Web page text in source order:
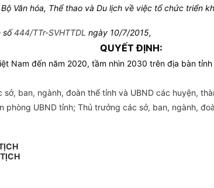
Văn hóa, Thể thao và Du lịch về việc tổ chức triển
số444/TTr-SVHTTDL ngày 10/7/2015,
QUYẾT ĐỊNH:
Nam đến năm 2020, tầm nhìn 2030 trên địa bàn tỉnh
ban, ngành, đoàn thể tỉnh và UBND các huyện,
UBND tỉnh; Thủ trưởng các sở, ban, ngành,